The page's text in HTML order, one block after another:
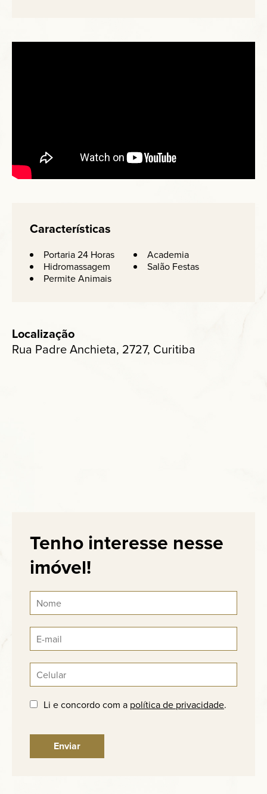
Características
Portaria 24 Horas
Academia
Hidromassagem
Salão Festas
Permite Animais
Localização
Rua Padre Anchieta, 2727, Curitiba
Tenho interesse nesse
imóvel!
Li e concordo com a política de privacidade.